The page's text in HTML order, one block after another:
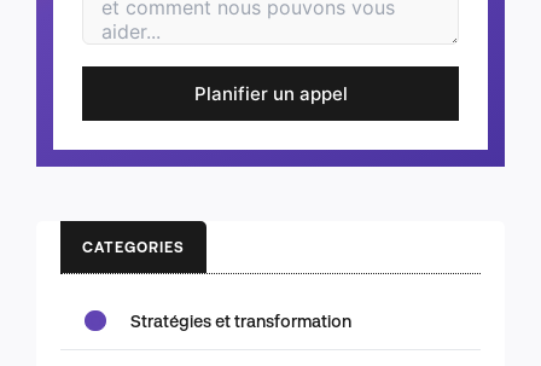
Planifier un appel
CATEGORIES
Stratégies et transformation